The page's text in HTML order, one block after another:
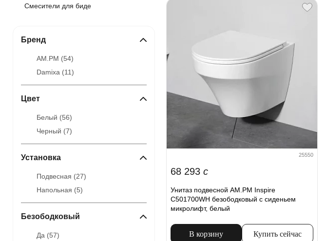
Смесители для биде
Бренд
AM.PM (54)
Damixa (11)
Цвет
Белый (56)
Черный (7)
Установка
Подвесная (27)
Напольная (5)
Безободковый
Да (57)
25550
68 293 c
Унитаз подвесной AM.PM Inspire
C501700WH безободковый с сиденьем
микролифт, белый
В корзину Купить сейчас